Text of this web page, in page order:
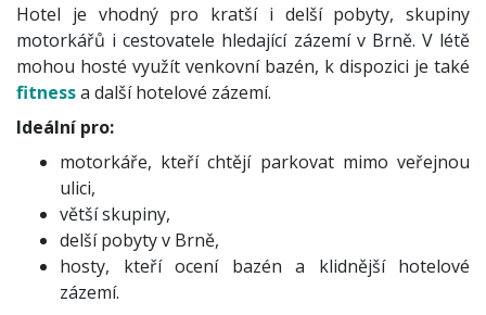
Hotel je vhodný pro kratší i delší pobyty, skupiny
motorkářů i cestovatele hledající zázemí v Brně. V létě
mohou hosté využít venkovní bazén, k dispozici je také
fitnessa další hotelové zázemí.
Ideální pro:
motorkáře, kteří chtějí parkovat mimo veřejnou
ulici,
větší skupiny,
delší pobyty v Brně,
hosty, kteří ocení bazén a klidnější hotelové
zázemí.